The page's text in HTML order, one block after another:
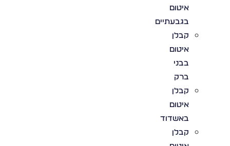
איטום
בגבעתיים
קבלן
איטום
בבני
ברק
קבלן
איטום
באשדוד
קבלן